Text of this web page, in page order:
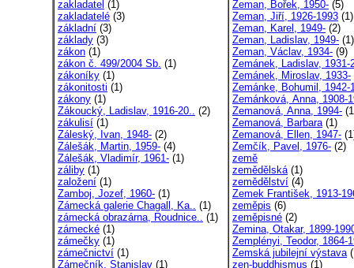
zakladatel (1)
zakladatelé (3)
základní (3)
základy (3)
zákon (1)
zákon č. 499/2004 Sb. (1)
zákoníky (1)
zákonitosti (1)
zákony (1)
Zákoucký, Ladislav, 1916-20.. (2)
zákulisí (1)
Záleský, Ivan, 1948- (2)
Zálešák, Martin, 1959- (4)
Zálešák, Vladimír, 1961- (1)
záliby (1)
založení (1)
Zamboj, Jozef, 1960- (1)
Zámecká galerie Chagall, Ka.. (1)
zámecká obrazárna, Roudnice.. (1)
zámecké (1)
zámečky (1)
zámečnictví (1)
Zámečník, Stanislav (1)
Zeman, Bořek, 1950- (5)
Zeman, Jiří, 1926-1993 (1)
Zeman, Karel, 1949- (2)
Zeman, Ladislav, 1949- (1)
Zeman, Václav, 1934- (9)
Zemánek, Ladislav, 1931-
Zemánek, Miroslav, 1933-
Zemánke, Bohumil, 1942-
Zemánková, Anna, 1908-
Zemanová, Anna, 1994-
Zemanová, Barbara(1)
Zemanová, Ellen, 1947-
Zemčík, Pavel, 1976- (2)
země
zemědělská(1)
zemědělství (4)
Zemek František, 1913-
zeměpis (6)
zeměpisné (2)
Zemina, Otakar, 1899-
Zemplényi, Teodor, 1864-
Zemská jubilejní výstava
zen-buddhismus (1)